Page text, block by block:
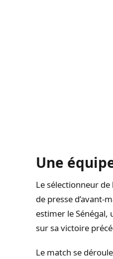
Une
Le sélectionneur
de presse d’avant-
estimer le Sénégal,
sur sa victoire
Le match se